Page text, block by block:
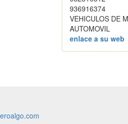
936916374
VEHICULOS DE
AUTOMOVIL
enlace a su web